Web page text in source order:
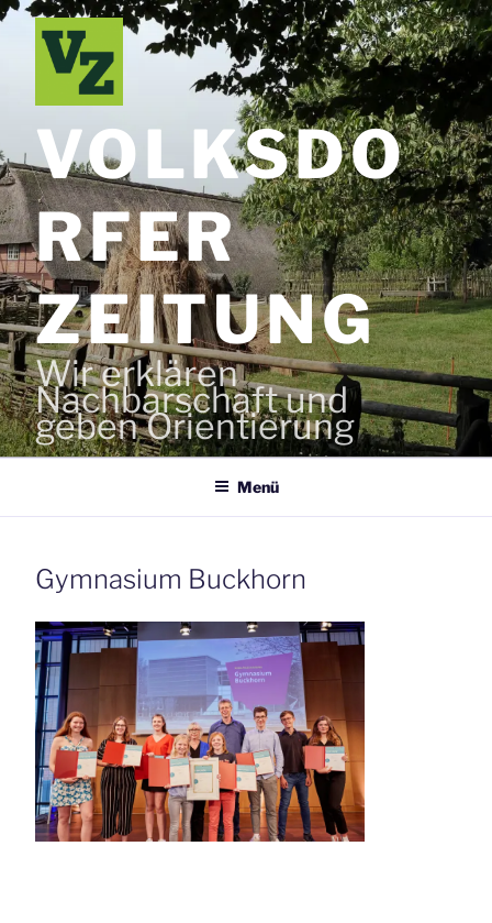
Zum
Inhalt
springen
VOLKSDO
RFER
ZEITUNG
Wir erklären
Nachbarschaft und
geben Orientierung
Menü
Gymnasium Buckhorn